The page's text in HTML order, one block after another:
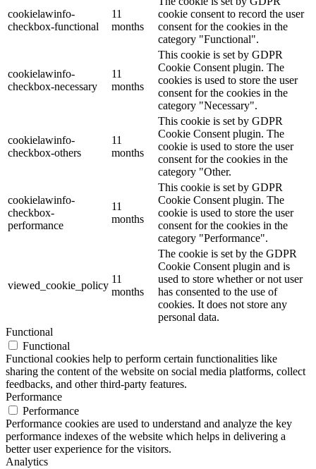
cookielawinfo-
checkbox-functional
11
months
cookie consent to record the user
consent for the cookies in the
category "Functional".
cookielawinfo-
checkbox-necessary
11
months
This cookie is set by GDPR
Cookie Consent plugin. The
cookies is used to store the user
consent for the cookies in the
category "Necessary".
cookielawinfo-
checkbox-others
11
months
This cookie is set by GDPR
Cookie Consent plugin. The
cookie is used to store the user
consent for the cookies in the
category "Other.
cookielawinfo-
checkbox-
performance
11
months
This cookie is set by GDPR
Cookie Consent plugin. The
cookie is used to store the user
consent for the cookies in the
category "Performance".
viewed_cookie_policy
11
months
The cookie is set by the GDPR
Cookie Consent plugin and is
used to store whether or not user
has consented to the use of
cookies. It does not store any
personal data.
Functional
Functional
Functional cookies help to perform certain functionalities like
sharing the content of the website on social media platforms, collect
feedbacks, and other third-party features.
Performance
Performance
Performance cookies are used to understand and analyze the key
performance indexes of the website which helps in delivering a
better user experience for the visitors.
Analytics